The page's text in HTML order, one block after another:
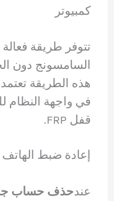
كمبيوتر
تتوفر طريقة
السامسونج دون
هذه الطريقة
في واجهة النظام
قفل FRP.
إعادة ضبط
عندحذف حساب